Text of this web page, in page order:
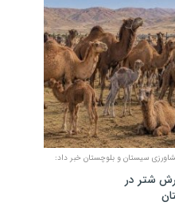
سیستان و بلوچستان خبر داد:
شتر در